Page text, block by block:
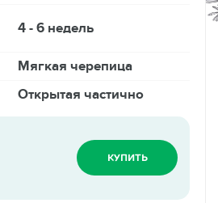
4 - 6 недель
Мягкая черепица
Открытая частично
КУПИТЬ